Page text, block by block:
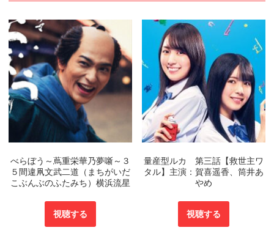
べらぼう～蔦重栄華乃夢噺～３
５間違凧文武二道（まちがいだ
こぶんぶのふたみち）横浜流星
視聴する
量産型ルカ 第三話【救世主ワ
タル】主演：賀喜遥香、筒井あ
やめ
視聴する